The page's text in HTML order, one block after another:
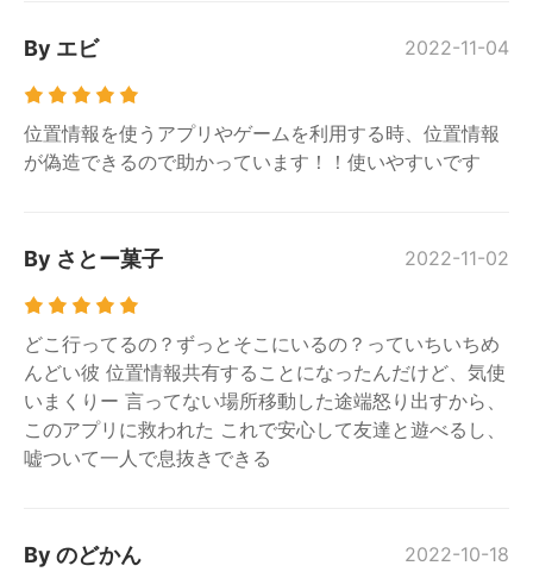
By エビ 2022-11-04
位置情報を使うアプリやゲームを利用する時、位置情報
が偽造できるので助かっています！！使いやすいです
By さとー菓子 2022-11-02
どこ行ってるの？ずっとそこにいるの？っていちいちめ
んどい彼 位置情報共有することになったんだけど、気使
いまくりー 言ってない場所移動した途端怒り出すから、
このアプリに救われた これで安心して友達と遊べるし、
嘘ついて一人で息抜きできる
By のどかん 2022-10-18